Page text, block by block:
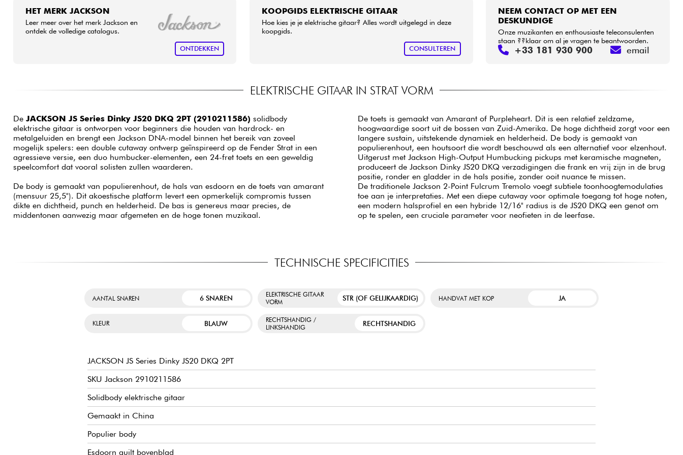
HET MERK JACKSON
Leer meer over het merk Jackson en
ontdek de volledige catalogus.
ONTDEKKEN
KOOPGIDS ELEKTRISCHE GITAAR
Hoe kies je je elektrische gitaar? Alles wordt uitgelegd in deze
koopgids.
CONSULTEREN
NEEM CONTACT OP MET EEN
DESKUNDIGE
Onze muzikanten en enthousiaste teleconsulenten
staan ??klaar om al je vragen te beantwoorden.
+33 181 930 900 email
ELEKTRISCHE GITAAR IN STRAT VORM
De JACKSON JS Series Dinky JS20 DKQ 2PT (2910211586) solidbody
elektrische gitaar is ontworpen voor beginners die houden van hardrock- en
metalgeluiden en brengt een Jackson DNA-model binnen het bereik van zoveel
mogelijk spelers: een double cutaway ontwerp geïnspireerd op de Fender Strat in een
agressieve versie, een duo humbucker-elementen, een 24-fret toets en een geweldig
speelcomfort dat vooral solisten zullen waarderen.
De body is gemaakt van populierenhout, de hals van esdoorn en de toets van amarant
(mensuur 25,5"). Dit akoestische platform levert een opmerkelijk compromis tussen
dikte en dichtheid, punch en helderheid. De bas is genereus maar precies, de
middentonen aanwezig maar afgemeten en de hoge tonen muzikaal.
De toets is gemaakt van Amarant of Purpleheart. Dit is een relatief zeldzame,
hoogwaardige soort uit de bossen van Zuid-Amerika. De hoge dichtheid zorgt voor een
langere sustain, uitstekende dynamiek en helderheid. De body is gemaakt van
populierenhout, een houtsoort die wordt beschouwd als een alternatief voor elzenhout.
Uitgerust met Jackson High-Output Humbucking pickups met keramische magneten,
produceert de Jackson Dinky JS20 DKQ verzadigingen die frank en vrij zijn in de brug
positie, ronder en gladder in de hals positie, zonder ooit nuance te missen.
De traditionele Jackson 2-Point Fulcrum Tremolo voegt subtiele toonhoogtemodulaties
toe aan je interpretaties. Met een diepe cutaway voor optimale toegang tot hoge noten,
een modern halsprofiel en een hybride 12/16" radius is de JS20 DKQ een genot om
op te spelen, een cruciale parameter voor neofieten in de leerfase.
TECHNISCHE SPECIFICITIES
AANTAL SNAREN 6 SNAREN
ELEKTRISCHE GITAAR
VORM
STR (OF GELIJKAARDIG) HANDVAT MET KOP JA
KLEUR BLAUW
RECHTSHANDIG /
LINKSHANDIG
RECHTSHANDIG
JACKSON JS Series Dinky JS20 DKQ 2PT
SKU Jackson 2910211586
Solidbody elektrische gitaar
Gemaakt in China
Populier body
Esdoorn quilt bovenblad